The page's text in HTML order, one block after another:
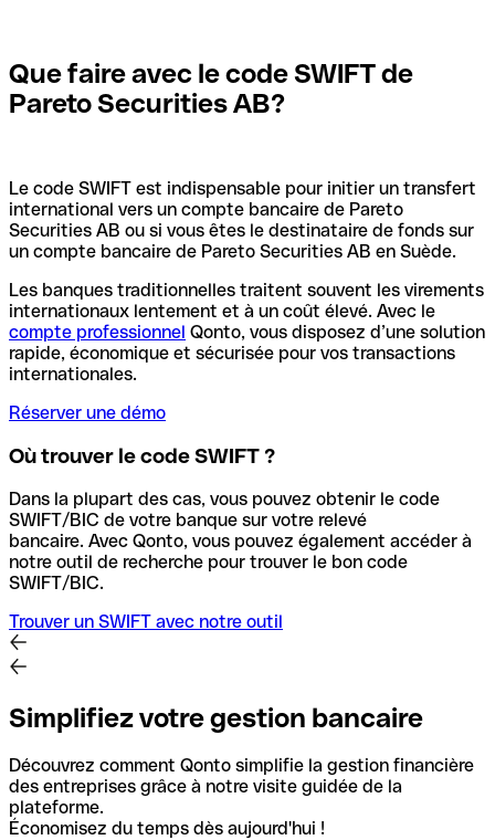
Que faire avec le code SWIFT de
Pareto Securities AB?
Le code SWIFT est indispensable pour initier un transfert
international vers un compte bancaire de Pareto
Securities AB ou si vous êtes le destinataire de fonds sur
un compte bancaire de Pareto Securities AB en Suède.
Les banques traditionnelles traitent souvent les virements
internationaux lentement et à un coût élevé. Avec le
compte professionnel Qonto, vous disposez d’une solution
rapide, économique et sécurisée pour vos transactions
internationales.
Réserver une démo
Où trouver le code SWIFT ?
Dans la plupart des cas, vous pouvez obtenir le code
SWIFT/BIC de votre banque sur votre relevé
bancaire. Avec Qonto, vous pouvez également accéder à
notre outil de recherche pour trouver le bon code
SWIFT/BIC.
Trouver un SWIFT avec notre outil
Simplifiez votre gestion bancaire
Découvrez comment Qonto simplifie la gestion financière
des entreprises grâce à notre visite guidée de la
plateforme.
Économisez du temps dès aujourd'hui !